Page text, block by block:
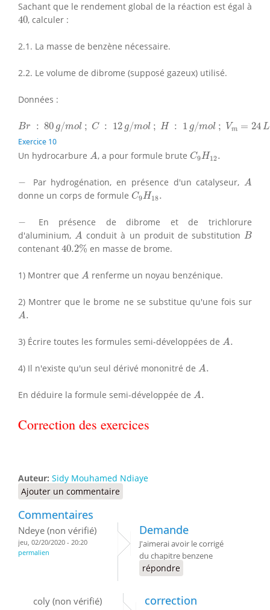
Sachant que le rendement global de la réaction est égal à
40
40, calculer :
2.1. La masse de benzène nécessaire.
2.2. Le volume de dibrome (supposé gazeux) utilisé.
Données :
Br : 80 g/mol ; C : 12 g/mol ; H : 1 g/mol ; Vm = 24 L
Br 80g /mo ; C :12 g/m ol; H 1g / m ol ; V m = 24 mo
Exercice 10
Un hydrocarbure A
A, a pour formule brute C9H12.
C9 H
−
− Par hydrogénation, en présence d'un catalyseur, A
A
donne un corps de formule C9H18.
C9 H
−
−
En présence de dibrome et de trichlorure
d'aluminium,A
A conduit à un produit de substitution B
B
contenant 40.2%
40.2% en masse de brome.
1) Montrer que A
A renferme un noyau benzénique.
2) Montrer que le brome ne se substitue qu'une fois sur
A.
A
3) Écrire toutes les formules semi-développées de A.
A
4) Il n'existe qu'un seul dérivé mononitré de A.
A
En déduire la formule semi-développée de A.
A
Correction des exercices
Auteur: Sidy Mouhamed Ndiaye
Ajouter un commentaire
Commentaires
Ndeye (non vérifié)
jeu, 02/20/2020 - 20:20
permalien
Demande
J'aimerai avoir le corrigé
du chapitre benzene
répondre
coly (non vérifié) correction